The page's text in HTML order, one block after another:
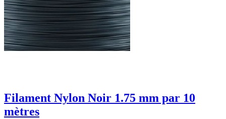
Filament Nylon Noir 1.75 mm par 10
mètres